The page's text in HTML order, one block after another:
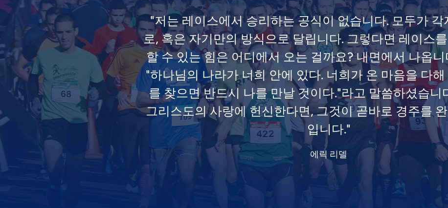
"저는 레이스에서 승리하는 공식이 없습니다. 모두가 각
로, 혹은 자기만의 방식으로 달립니다. 그렇다면 레이스
할 수 있는 힘은 어디에서 오는 걸까요? 내면에서 나옵
"하나님의 나라가 너희 안에 있다. 너희가 온 마음을 다
를 찾으면 반드시 나를 만날 것이다."라고 말씀하셨습니
그리스도의 사랑에 헌신한다면, 그것이 곧바로 경주를
입니다."
에릭 리델